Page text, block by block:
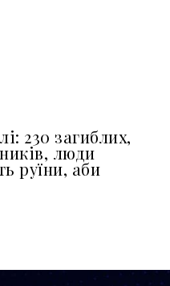
230 загиблих,
люди
руїни, аби